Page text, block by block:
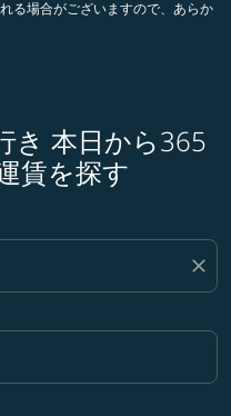
る場合がございますので、あらか
き 本日から365
賃を探す
close